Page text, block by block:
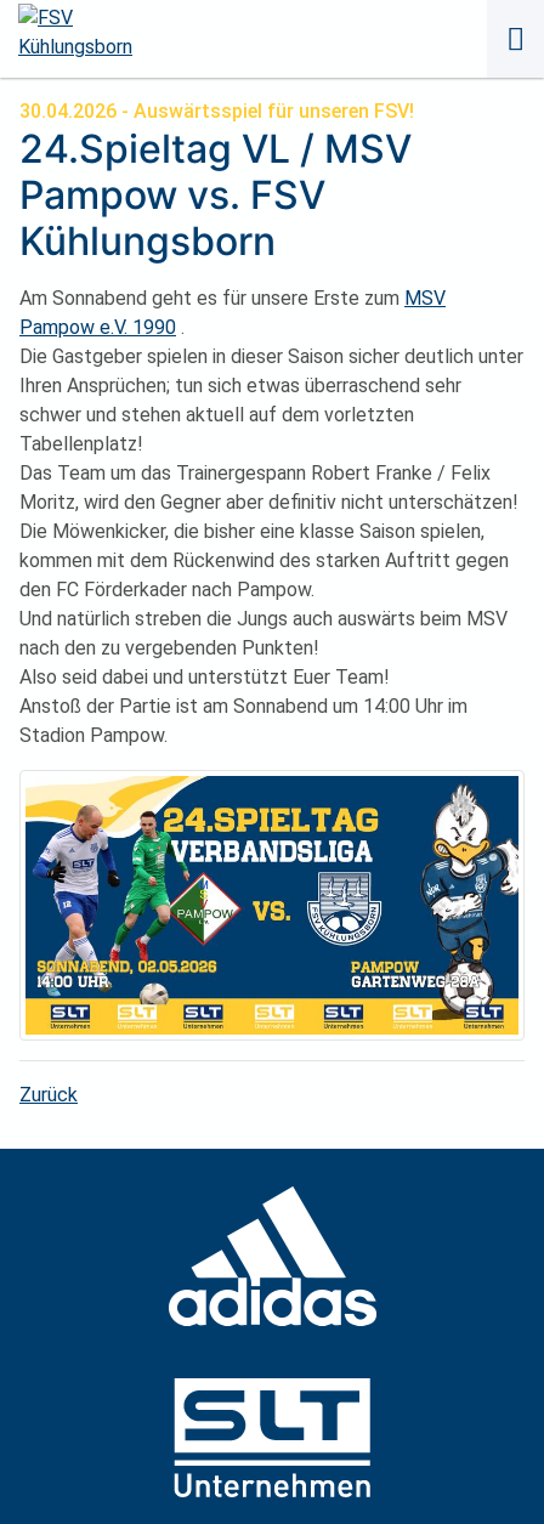
30.04.2026 - Auswärtsspiel für unseren FSV!
24.Spieltag VL / MSV
Pampow vs. FSV
Kühlungsborn
Am Sonnabend geht es für unsere Erste zum MSV
Pampow e.V. 1990 .
Die Gastgeber spielen in dieser Saison sicher deutlich unter
Ihren Ansprüchen; tun sich etwas überraschend sehr
schwer und stehen aktuell auf dem vorletzten
Tabellenplatz!
Das Team um das Trainergespann Robert Franke / Felix
Moritz, wird den Gegner aber definitiv nicht unterschätzen!
Die Möwenkicker, die bisher eine klasse Saison spielen,
kommen mit dem Rückenwind des starken Auftritt gegen
den FC Förderkader nach Pampow.
Und natürlich streben die Jungs auch auswärts beim MSV
nach den zu vergebenden Punkten!
Also seid dabei und unterstützt Euer Team!
Anstoß der Partie ist am Sonnabend um 14:00 Uhr im
Stadion Pampow.
Zurück